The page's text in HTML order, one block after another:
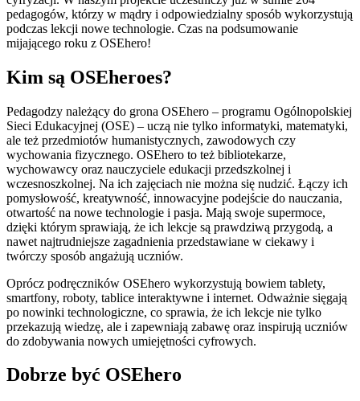
pedagogów, którzy w mądry i odpowiedzialny sposób wykorzystują
podczas lekcji nowe technologie. Czas na podsumowanie
mijającego roku z OSEhero!
Kim są OSEheroes?
Pedagodzy należący do grona OSEhero – programu Ogólnopolskiej
Sieci Edukacyjnej (OSE) – uczą nie tylko informatyki, matematyki,
ale też przedmiotów humanistycznych, zawodowych czy
wychowania fizycznego. OSEhero to też bibliotekarze,
wychowawcy oraz nauczyciele edukacji przedszkolnej i
wczesnoszkolnej. Na ich zajęciach nie można się nudzić. Łączy ich
pomysłowość, kreatywność, innowacyjne podejście do nauczania,
otwartość na nowe technologie i pasja. Mają swoje supermoce,
dzięki którym sprawiają, że ich lekcje są prawdziwą przygodą, a
nawet najtrudniejsze zagadnienia przedstawiane w ciekawy i
twórczy sposób angażują uczniów.
Oprócz podręczników OSEhero wykorzystują bowiem tablety,
smartfony, roboty, tablice interaktywne i internet. Odważnie sięgają
po nowinki technologiczne, co sprawia, że ich lekcje nie tylko
przekazują wiedzę, ale i zapewniają zabawę oraz inspirują uczniów
do zdobywania nowych umiejętności cyfrowych.
Dobrze być OSEhero